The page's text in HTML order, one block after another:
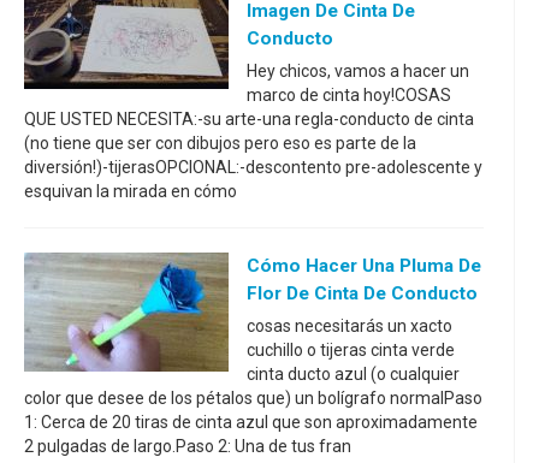
Imagen De Cinta De
Conducto
Hey chicos, vamos a hacer un
marco de cinta hoy!COSAS
QUE USTED NECESITA:-su arte-una regla-conducto de cinta
(no tiene que ser con dibujos pero eso es parte de la
diversión!)-tijerasOPCIONAL:-descontento pre-adolescente y
esquivan la mirada en cómo
Cómo Hacer Una Pluma De
Flor De Cinta De Conducto
cosas necesitarás un xacto
cuchillo o tijeras cinta verde
cinta ducto azul (o cualquier
color que desee de los pétalos que) un bolígrafo normalPaso
1: Cerca de 20 tiras de cinta azul que son aproximadamente
2 pulgadas de largo.Paso 2: Una de tus fran